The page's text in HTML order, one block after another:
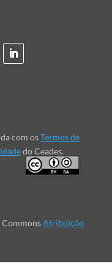
com osTermos de
do Ceades.
Atribuição